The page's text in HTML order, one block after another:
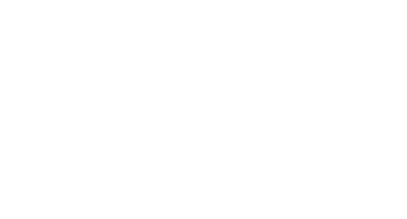
了承ください。
をご了承くださ
御機器販売店・
ようお願いしま
ズにご登録され
1000ppm以下、
) : 1000ppm、
、
ない年数を意
これらの製造装
通知します。
、取り引きをい
ムロン制御